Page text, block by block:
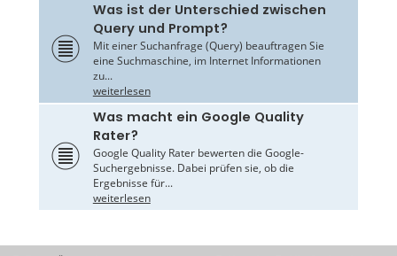
Was ist der Unterschied zwischen
Query und Prompt?
Mit einer Suchanfrage (Query) beauftragen Sie
eine Suchmaschine, im Internet Informationen
zu...
weiterlesen
Was macht ein Google Quality
Rater?
Google Quality Rater bewerten die Google-
Suchergebnisse. Dabei prüfen sie, ob die
Ergebnisse für...
weiterlesen